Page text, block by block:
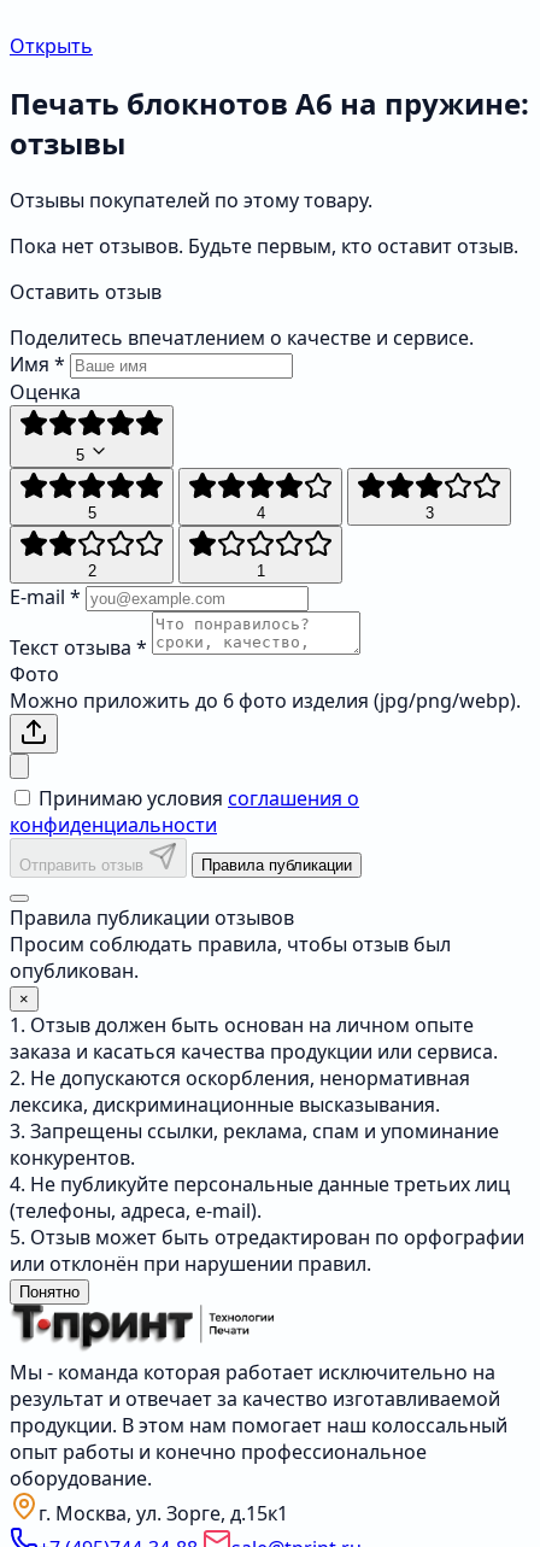
Открыть
Печать блокнотов А6 на пружине:
отзывы
Отзывы покупателей по этому товару.
Пока нет отзывов. Будьте первым, кто оставит отзыв.
Оставить отзыв
Поделитесь впечатлением о качестве и сервисе.
Имя *
Оценка
5
5 4 3
2 1
E-mail *
Текст отзыва *
Фото
Можно приложить до 6 фото изделия (jpg/png/webp).
Принимаю условия соглашения о
конфиденциальности
Отправить отзыв Правила публикации
Правила публикации отзывов
Просим соблюдать правила, чтобы отзыв был
опубликован.
×
1. Отзыв должен быть основан на личном опыте
заказа и касаться качества продукции или сервиса.
2. Не допускаются оскорбления, ненормативная
лексика, дискриминационные высказывания.
3. Запрещены ссылки, реклама, спам и упоминание
конкурентов.
4. Не публикуйте персональные данные третьих лиц
(телефоны, адреса, e-mail).
5. Отзыв может быть отредактирован по орфографии
или отклонён при нарушении правил.
Понятно
Мы - команда которая работает исключительно на
результат и отвечает за качество изготавливаемой
продукции. В этом нам помогает наш колоссальный
опыт работы и конечно профессиональное
оборудование.
г. Москва, ул. Зорге, д.15к1